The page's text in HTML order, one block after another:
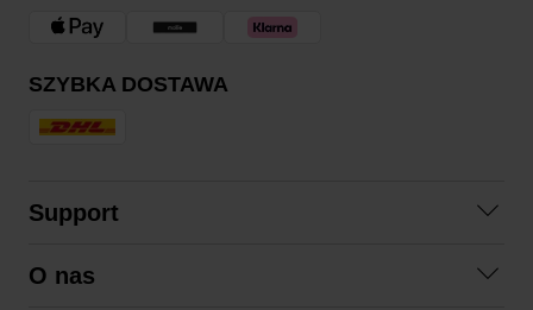
SZYBKA DOSTAWA
Support
O nas